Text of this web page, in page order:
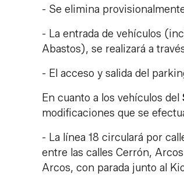
- Se elimina
- La entrada de vehículos
Abastos), se realizará a
- El acceso y salida del
En cuanto a los vehículos del
modificaciones que se
- La línea 18 circulará por
entre las calles Cerrón,
Arcos, con parada junto al